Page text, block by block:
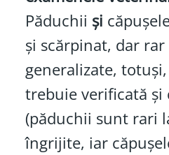
Păduchii și
și scărpinat, dar
generalizate,
trebuie verificată și
(păduchii sunt rari
îngrijite, iar